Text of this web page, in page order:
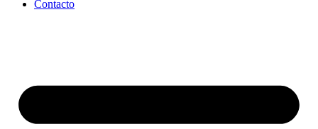
Contacto